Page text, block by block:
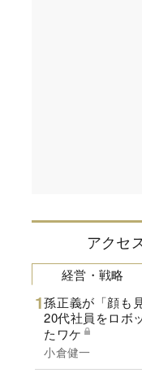
アクセ
経営・戦略
孫正義が「顔も
20代社員をロボ
たワケ
小倉健一